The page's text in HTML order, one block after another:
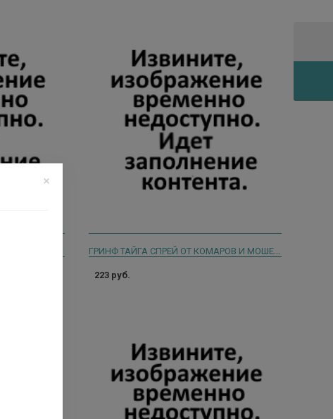
ГРИНФ ТАЙГА СПРЕЙ ОТ КОМАРОВ И МОШЕК 7В1
223 руб.